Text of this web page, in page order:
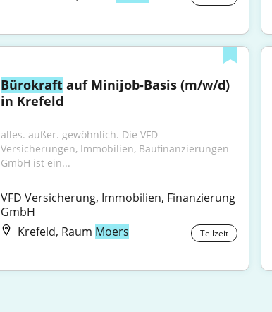
Bürokraft auf Minijob-Basis (m/w/d)
in Krefeld
alles. außer. gewöhnlich. Die VFD
Versicherungen, Immobilien, Baufinanzierungen
GmbH ist ein...
VFD Versicherung, Immobilien, Finanzierung
GmbH
Krefeld, Raum Moers Teilzeit